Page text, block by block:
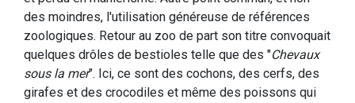
des moindres, l'utilisation généreuse de références
zoologiques. Retour au zoo de part son titre convoquait
quelques drôles de bestioles telle que des "Chevaux
sous la mer". Ici, ce sont des cochons, des cerfs, des
girafes et des crocodiles et même des poissons qui